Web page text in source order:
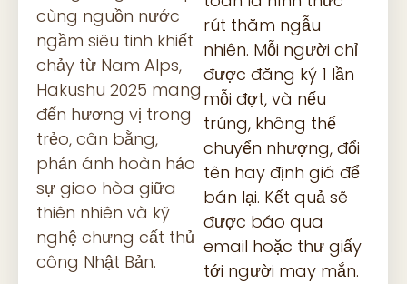
cùng nguồn nước
ngầm siêu tinh khiết
chảy từ Nam Alps,
Hakushu 2025 mang
đến hương vị trong
trẻo, cân bằng,
phản ánh hoàn hảo
sự giao hòa giữa
thiên nhiên và kỹ
nghệ chưng cất thủ
công Nhật Bản.
rút thăm ngẫu
nhiên. Mỗi người chỉ
được đăng ký 1 lần
mỗi đợt, và nếu
trúng, không thể
chuyển nhượng, đổi
tên hay định giá để
bán lại. Kết quả sẽ
được báo qua
email hoặc thư giấy
tới người may mắn.